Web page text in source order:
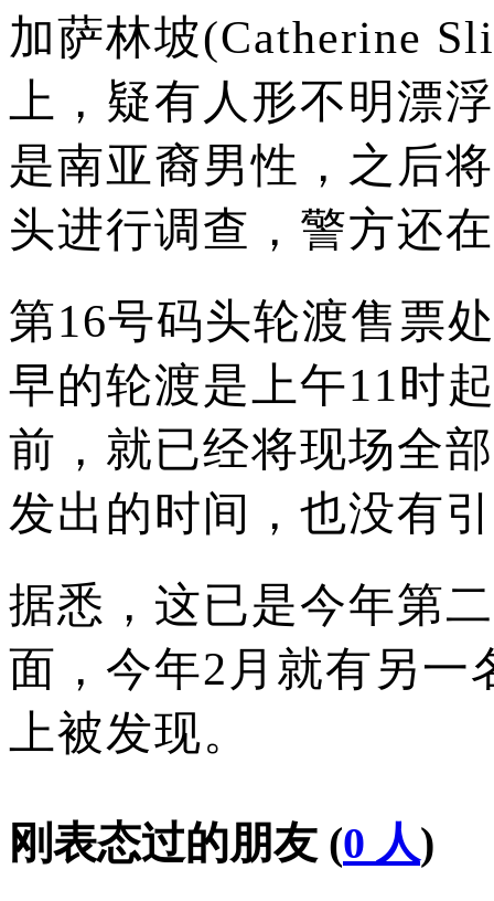
加萨林坡(Catherine
上，疑有人形不明漂
是南亚裔男性，之后
头进行调查，警方还
第16号码头轮渡售票
早的轮渡是上午11时
前，就已经将现场全
发出的时间，也没有
据悉，这已是今年第
面，今年2月就有另一
上被发现。
刚表态过的朋友 (0 人)